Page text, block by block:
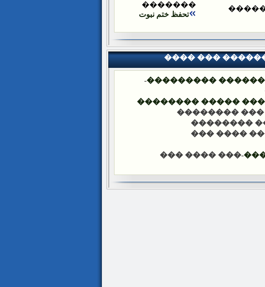
�������
تحفظ ختم نبوت
���� ���
�������� �� ���
-
���� �����
-��� ���� ���
-��� ����
-��� ����
-��� ���� ���